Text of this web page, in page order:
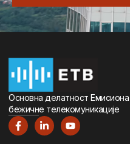
Oсновна дeлатност
бeжичнe тeлeкомуникацијe